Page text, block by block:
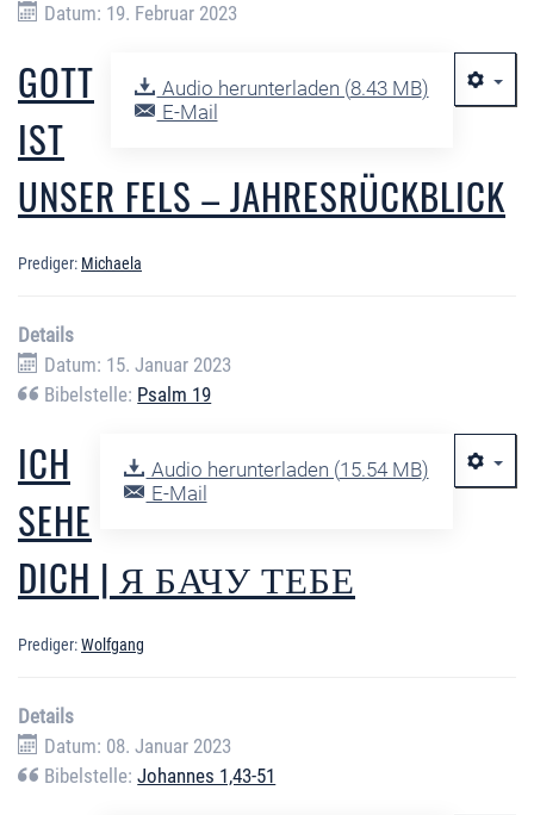
Datum: 19. Februar 2023
Audio herunterladen (8.43 MB)
E-Mail
GOTT
IST
UNSER FELS – JAHRESRÜCKBLICK
Prediger: Michaela
Details
Datum: 15. Januar 2023
Bibelstelle: Psalm 19
Audio herunterladen (15.54 MB)
E-Mail
ICH
SEHE
DICH | Я БАЧУ ТЕБЕ
Prediger:Wolfgang
Details
Datum: 08. Januar 2023
Bibelstelle:Johannes 1,43-51